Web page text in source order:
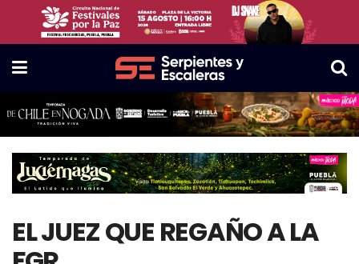
EL JUEZ QUE REGAÑO A LA